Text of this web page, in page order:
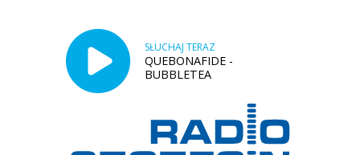
SŁUCHAJ TERAZ
QUEBONAFIDE -
BUBBLETEA